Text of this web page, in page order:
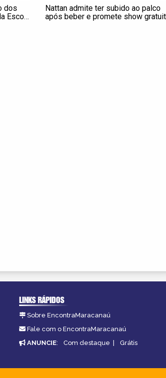
dos
Escola
Nattan admite ter subido ao palco
após beber e promete show
LINKS RÁPIDOS
Sobre EncontraMaracanaú
Fale com o EncontraMaracanaú
ANUNCIE: Com destaque | Grátis